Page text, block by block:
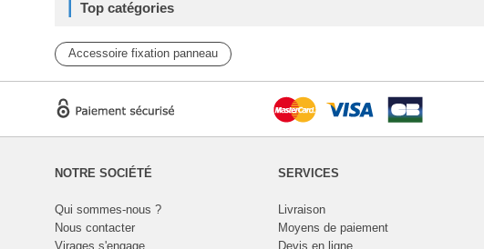
Top catégories
Accessoire fixation panneau
NOTRE SOCIÉTÉ
Qui sommes-nous ?
Nous contacter
Virages s'engage
SERVICES
Livraison
Moyens de paiement
Devis en ligne